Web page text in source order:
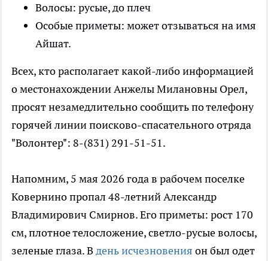
Волосы: русые, до плеч
Особые приметы: может отзываться на имя
Айшат.
Всех, кто располагает какой-либо информацией
о местонахождении Анжелы Милановны Орел,
просят незамедлительно сообщить по телефону
горячей линии поисково-спасательного отряда
"Волонтер": 8-(831) 291-51-51.
Напомним, 5 мая 2026 года в рабочем поселке
Ковернино пропал 48-летний Александр
Владимирович Смирнов. Его приметы: рост 170
см, плотное телосложение, светло-русые волосы,
зеленые глаза. В день исчезновения он был одет